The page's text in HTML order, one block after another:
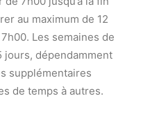
au maximum de 12
Les semaines de
jours, dépendamment
supplémentaires
de temps à autres.